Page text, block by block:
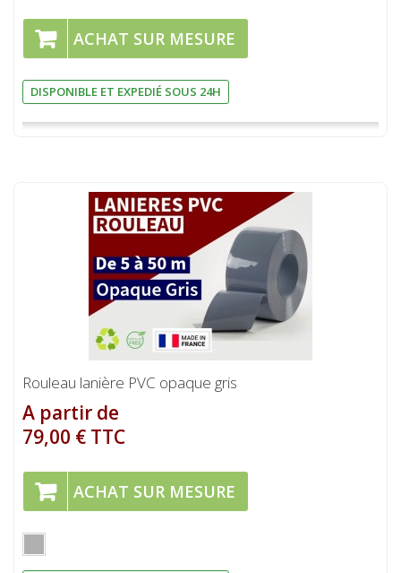
ACHAT SUR MESURE
DISPONIBLE ET EXPEDIÉ SOUS 24H
Rouleau lanière PVC opaque gris
A partir de
79,00 € TTC
ACHAT SUR MESURE